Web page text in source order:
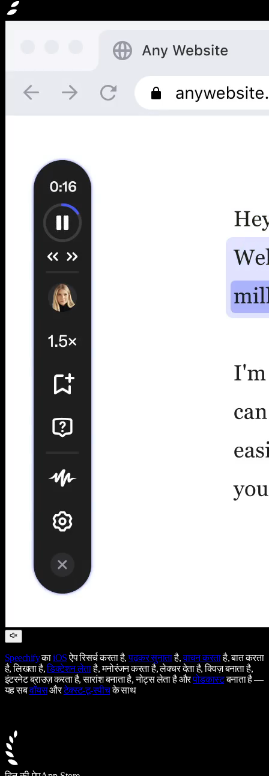
SpeechifyकाiOSऐप रिसर्च करता है,पढ़कर सुनाताहै,वाचन करताहै, बात करता
है, लिखता है,डिक्टेशन लेताहै, मनोरंजन करता है, लेक्चर देता है, क्विज़ बनाता है,
इंटरनेट ब्राउज़ करता है, सारांश बनाता है, नोट्स लेता है औरपोडकास्टबनाता है —
यह सबवॉयसऔरटेक्स्ट-टू-स्पीचके साथ